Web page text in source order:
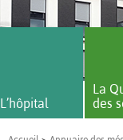
L’hôpital
La
des